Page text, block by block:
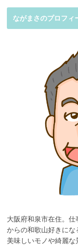
ながまさのプロフィ
大阪府和泉市在住。
からの和歌山好きにな
美味しいモノや綺麗な